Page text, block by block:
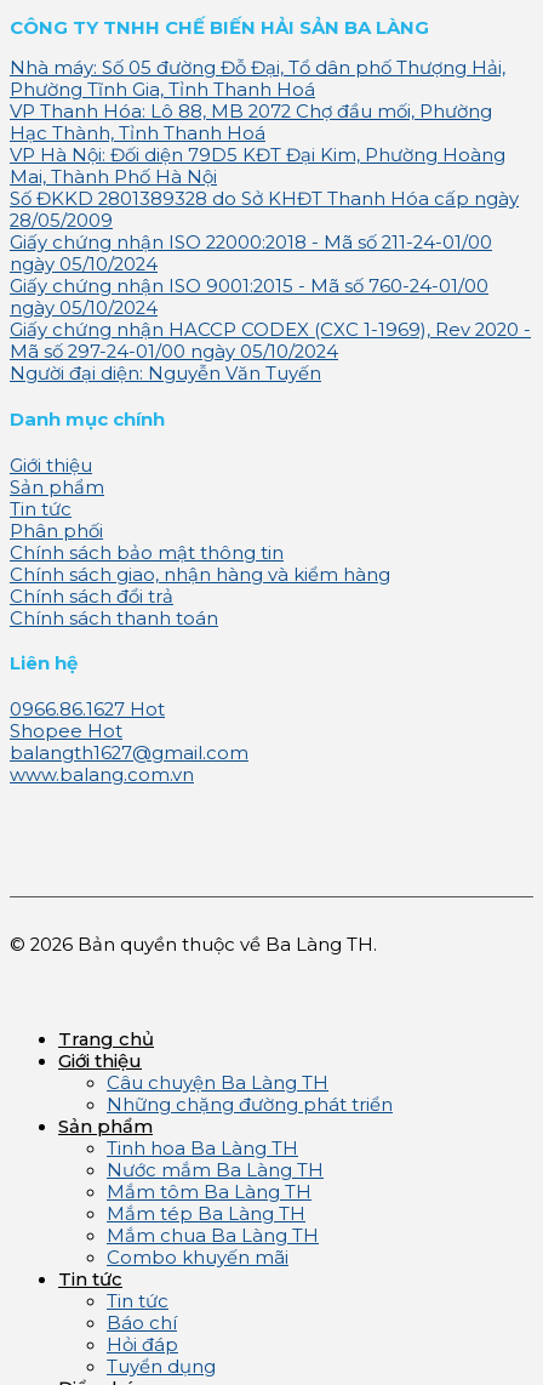
CÔNG TY TNHH CHẾ BIẾN HẢI SẢN BA LÀNG
Nhà máy: Số 05 đường Đỗ Đại, Tổ dân phố Thượng Hải,
Phường Tĩnh Gia, Tỉnh Thanh Hoá
VP Thanh Hóa: Lô 88, MB 2072 Chợ đầu mối, Phường
Hạc Thành, Tỉnh Thanh Hoá
VP Hà Nội: Đối diện 79D5 KĐT Đại Kim, Phường Hoàng
Mai, Thành Phố Hà Nội
Số ĐKKD 2801389328 do Sở KHĐT Thanh Hóa cấp ngày
28/05/2009
Giấy chứng nhận ISO 22000:2018 - Mã số 211-24-01/00
ngày 05/10/2024
Giấy chứng nhận ISO 9001:2015 - Mã số 760-24-01/00
ngày 05/10/2024
Giấy chứng nhận HACCP CODEX (CXC 1-1969), Rev 2020 -
Mã số 297-24-01/00 ngày 05/10/2024
Người đại diện: Nguyễn Văn Tuyến
Danh mục chính
Giới thiệu
Sản phẩm
Tin tức
Phân phối
Chính sách bảo mật thông tin
Chính sách giao, nhận hàng và kiểm hàng
Chính sách đổi trả
Chính sách thanh toán
Liên hệ
0966.86.1627
Shopee
balangth1627@gmail.com
www.balang.com.vn
© 2026 Bản quyền thuộc về Ba Làng TH.
Trang chủ
Giới thiệu
Câu chuyện Ba Làng TH
Những chặng đường phát triển
Sản phẩm
Tinh hoa Ba Làng TH
Nước mắm Ba Làng TH
Mắm tôm Ba Làng TH
Mắm tép Ba Làng TH
Mắm chua Ba Làng TH
Combo khuyến mãi
Tin tức
Tin tức
Báo chí
Hỏi đáp
Tuyển dụng